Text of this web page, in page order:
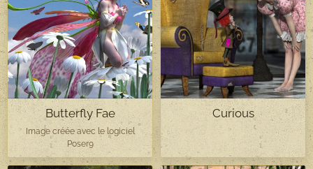
Butterfly Fae
Image créée avec le logiciel
Poser9
Curious